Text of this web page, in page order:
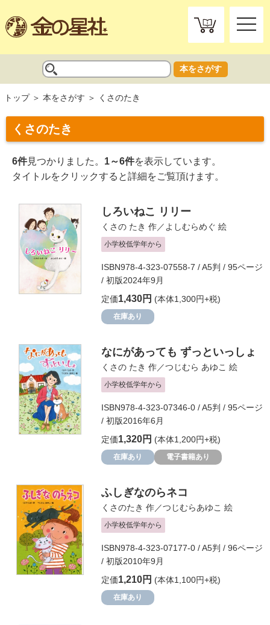
toggle
本をさがす
トップ 本をさがす くさのたき
くさのたき
6件見つかりました。 1～6件を表示しています。
タイトルをクリックすると詳細をご覧頂けます。
しろいねこ リリー
くさの たき 作／ よしむらめぐ 絵
小学校低学年から
ISBN978-4-323-07558-7 / A5判 / 95ページ
/ 初版2024年9月
定価1,430円 (本体1,300円+税)
在庫あり
なにがあっても ずっといっしょ
くさの たき 作／つじむら あゆこ 絵
小学校低学年から
ISBN978-4-323-07346-0 / A5判 / 95ページ
/ 初版2016年6月
定価1,320円 (本体1,200円+税)
在庫あり 電子書籍あり
ふしぎなのらネコ
くさのたき 作／つじむらあゆこ 絵
小学校低学年から
ISBN978-4-323-07177-0 / A5判 / 96ページ
/ 初版2010年9月
定価1,210円 (本体1,100円+税)
在庫あり